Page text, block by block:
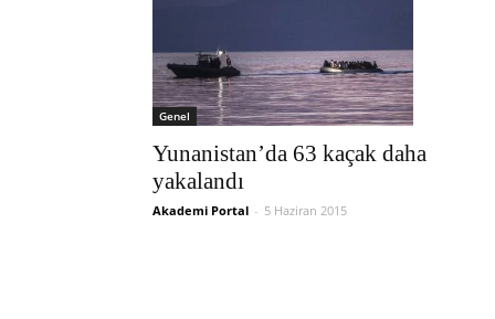
Genel
Yunanistan’da 63 kaçak daha
yakalandı
Akademi Portal - 5 Haziran 2015